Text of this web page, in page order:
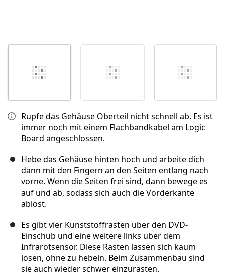
Rupfe das Gehäuse Oberteil nicht schnell ab. Es ist
immer noch mit einem Flachbandkabel am Logic
Board angeschlossen.
Hebe das Gehäuse hinten hoch und arbeite dich
dann mit den Fingern an den Seiten entlang nach
vorne. Wenn die Seiten frei sind, dann bewege es
auf und ab, sodass sich auch die Vorderkante
ablöst.
Es gibt vier Kunststoffrasten über den DVD-
Einschub und eine weitere links über dem
Infrarotsensor. Diese Rasten lassen sich kaum
lösen, ohne zu hebeln. Beim Zusammenbau sind
sie auch wieder schwer einzurasten.